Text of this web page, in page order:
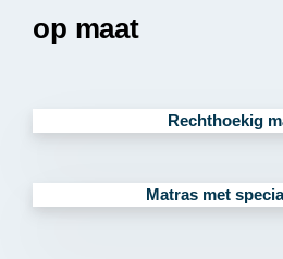
op maat
Rechthoekig
Matras met